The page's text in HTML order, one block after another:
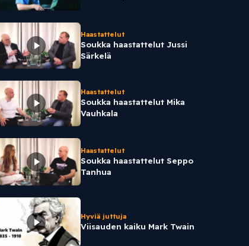
Haastattelut
Soukka haastattelut Jussi
Särkelä
Haastattelut
Soukka haastattelut Mika
Vauhkala
Haastattelut
Soukka haastattelut Seppo
Tanhua
Hyviä juttuja
Viisauden kaiku Mark Twain